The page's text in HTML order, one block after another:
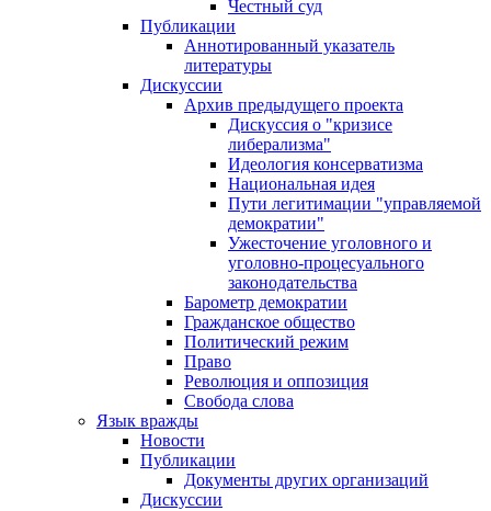
Честный суд
Публикации
Аннотированный указатель
литературы
Дискуссии
Архив предыдущего проекта
Дискуссия о "кризисе
либерализма"
Идеология консерватизма
Национальная идея
Пути легитимации "управляемой
демократии"
Ужесточение уголовного и
уголовно-процесуального
законодательства
Барометр демократии
Гражданское общество
Политический режим
Право
Революция и оппозиция
Свобода слова
Язык вражды
Новости
Публикации
Документы других организаций
Дискуссии